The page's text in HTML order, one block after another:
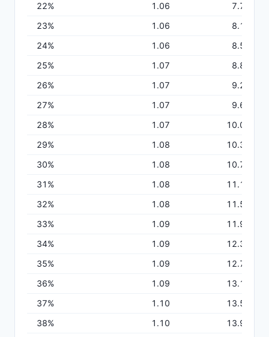
22% 1.06
7.75
23% 1.06
8.12
24% 1.06
8.50
25% 1.07
8.87
26% 1.07
9.25
27% 1.07
9.63
28% 1.07
10.01
29% 1.08
10.39
30% 1.08
10.78
31 % 1.08
11.16
32% 1.08
11.55
33% 1.09
11.94
34% 1.09
12.33
35% 1.09
12.72
36% 1.09
13.12
37% 1.10
13.51
38% 1.10
13.91